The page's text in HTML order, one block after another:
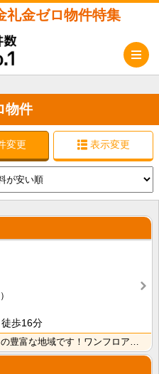
礼金ゼロ物件特集
物件
変更 表示変更
歩16分
北環状線沿いのスーパー・コンビニの豊富な地域です！ワンフロアに2世帯ずつなので窓が多く、風通しの良い･･･